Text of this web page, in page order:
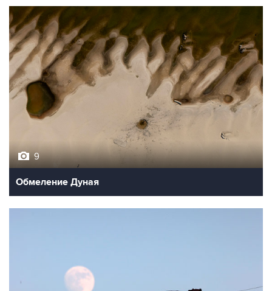
9
Обмеление Дуная